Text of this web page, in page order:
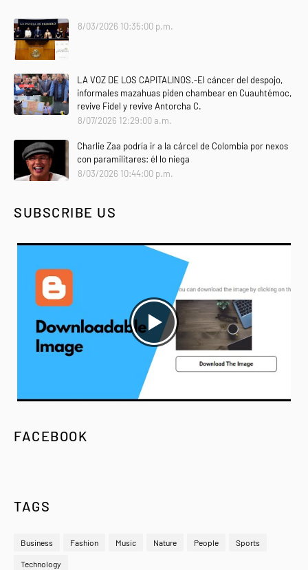
8/03/2026 10:35:00 p.m.
LA VOZ DE LOS CAPITALINOS.-El cáncer del despojo,
informales mazahuas piden chambear en Cuauhtémoc,
revive Fidel y revive Antorcha C.
8/07/2026 12:29:00 a.m.
Charlie Zaa podría ir a la cárcel de Colombia por nexos
con paramilitares: él lo niega
8/03/2026 10:44:00 p.m.
SUBSCRIBE US
FACEBOOK
TAGS
Business Fashion Music Nature People Sports
Technology